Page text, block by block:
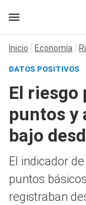
Inicio Economía
DATOS POSITIVOS
El riesgo
puntos y
bajo
El indicador
puntos
registraban